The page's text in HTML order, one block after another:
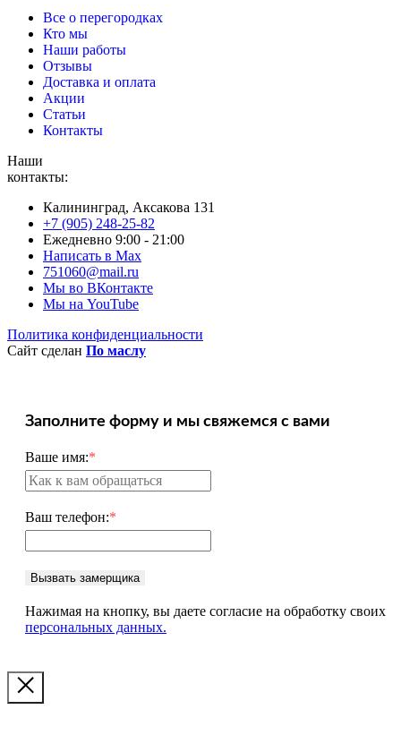
Все о перегородках
Кто мы
Наши работы
Отзывы
Доставка и оплата
Акции
Статьи
Контакты
Наши
контакты:
Калининград, Аксакова 131
+7 (905) 248-25-82
Ежедневно 9:00 - 21:00
Написать в Max
751060@mail.ru
Мы во ВКонтакте
Мы на YouTube
Политика конфиденциальности
Сайт сделан По маслу
Заполните форму и мы свяжемся с вами
Ваше имя:*
Ваш телефон:*
Вызвать замерщика
Нажимая на кнопку, вы даете согласие на обработку своих
персональных данных.